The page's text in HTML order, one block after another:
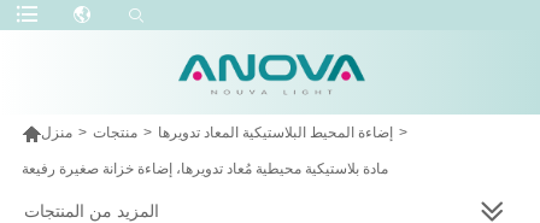
منزل > منتجات > إضاءة المحيط البلاستيكية المعاد تدويرها >
مادة بلاستيكية محيطية مُعاد تدويرها، إضاءة خزانة صغيرة رفيعة
المزيد من المنتجات